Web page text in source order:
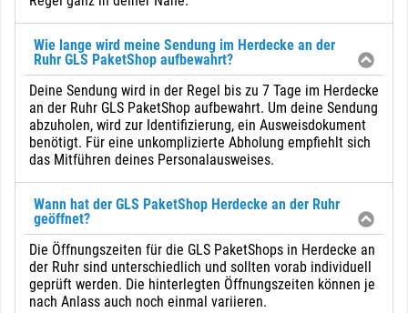
Wie lange wird meine Sendung im Herdecke an der
Ruhr GLS PaketShop aufbewahrt?
Deine Sendung wird in der Regel bis zu 7 Tage im Herdecke
an der Ruhr GLS PaketShop aufbewahrt. Um deine Sendung
abzuholen, wird zur Identifizierung, ein Ausweisdokument
benötigt. Für eine unkomplizierte Abholung empfiehlt sich
das Mitführen deines Personalausweises.
Wann hat der GLS PaketShop Herdecke an der Ruhr
geöffnet?
Die Öffnungszeiten für die GLS PaketShops in Herdecke an
der Ruhr sind unterschiedlich und sollten vorab individuell
geprüft werden. Die hinterlegten Öffnungszeiten können je
nach Anlass auch noch einmal variieren.